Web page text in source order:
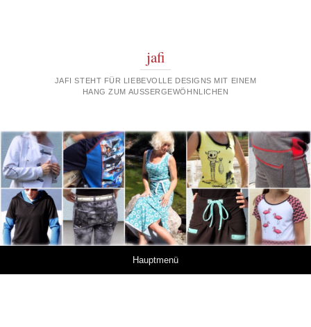
jafi
JAFI STEHT FÜR LIEBEVOLLE DESIGNS MIT EINEM
HANG ZUM AUSSERGEWÖHNLICHEN
Hauptmenü